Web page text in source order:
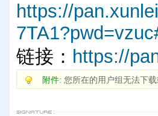
https://
链接： https://
附件: 您所在的用户组无法下